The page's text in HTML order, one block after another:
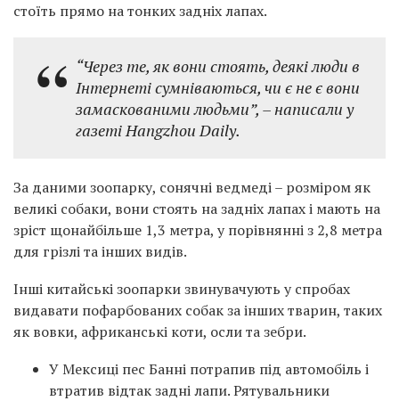
стоїть прямо на тонких задніх лапах.
“Через те, як вони стоять, деякі люди в
Інтернеті сумніваються, чи є не є вони
замаскованими людьми”, – написали у
газеті Hangzhou Daily.
За даними зоопарку, сонячні ведмеді – розміром як
великі собаки, вони стоять на задніх лапах і мають на
зріст щонайбільше 1,3 метра, у порівнянні з 2,8 метра
для грізлі та інших видів.
Інші китайські зоопарки звинувачують у спробах
видавати пофарбованих собак за інших тварин, таких
як вовки, африканські коти, осли та зебри.
У Мексиці пес Банні потрапив під автомобіль і
втратив відтак задні лапи. Рятувальники